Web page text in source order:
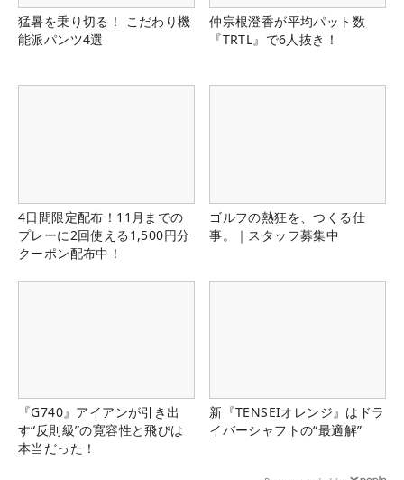
猛暑を乗り切る！ こだわり機
能派パンツ4選
仲宗根澄香が平均パット数
『TRTL』で6人抜き！
4日間限定配布！11月までの
プレーに2回使える1,500円分
クーポン配布中！
ゴルフの熱狂を、つくる仕
事。｜スタッフ募集中
『G740』アイアンが引き出
す“反則級”の寛容性と飛びは
本当だった！
新『TENSEIオレンジ』はドラ
イバーシャフトの“最適解”